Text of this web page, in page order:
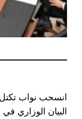
انسحب نواب
البيان الوزاري